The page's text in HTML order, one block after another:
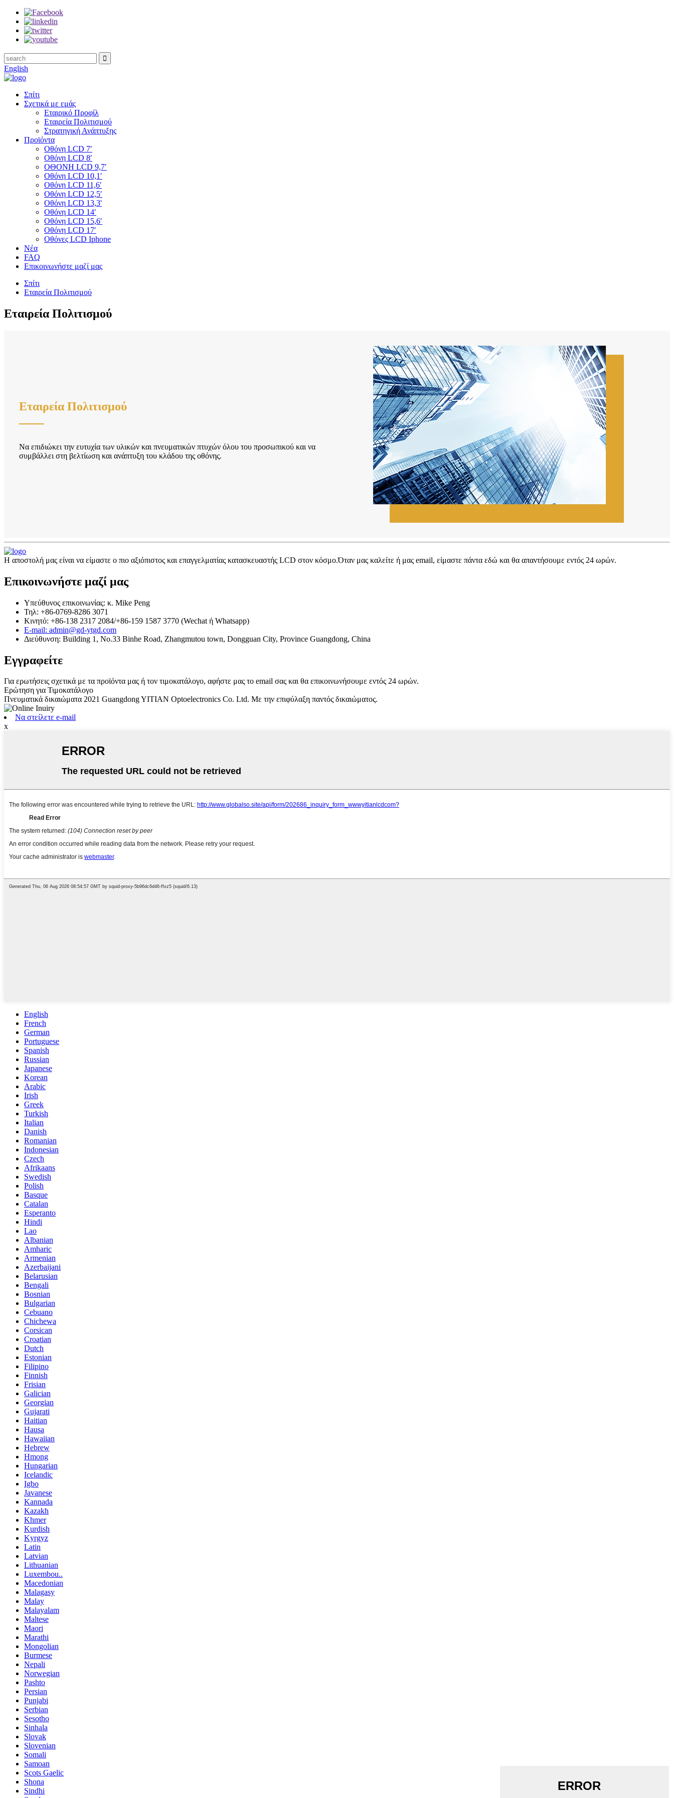
English
Σπίτι
Σχετικά με εμάς
Εταιρικό Προφίλ
Εταιρεία Πολιτισμού
Στρατηγική Ανάπτυξης
Προϊόντα
Οθόνη LCD 7′
Οθόνη LCD 8′
ΟΘΟΝΗ LCD 9,7′
Οθόνη LCD 10,1′
Οθόνη LCD 11,6′
Οθόνη LCD 12,5′
Οθόνη LCD 13,3'
Οθόνη LCD 14′
Οθόνη LCD 15,6′
Οθόνη LCD 17′
Οθόνες LCD Iphone
Νέα
FAQ
Επικοινωνήστε μαζί μας
Σπίτι
Εταιρεία Πολιτισμού
Εταιρεία Πολιτισμού
Εταιρεία Πολιτισμού
Να επιδιώκει την ευτυχία των υλικών και πνευματικών πτυχών όλου του προσωπικού και να
συμβάλλει στη βελτίωση και ανάπτυξη του κλάδου της οθόνης.
Η αποστολή μας είναι να είμαστε ο πιο αξιόπιστος και επαγγελματίας κατασκευαστής LCD στον κόσμο.Όταν μας καλείτε ή μας email, είμαστε πάντα εδώ και θα απαντήσουμε εντός 24 ωρών.
Επικοινωνήστε μαζί μας
Υπεύθυνος επικοινωνίας: κ. Mike Peng
Τηλ: +86-0769-8286 3071
Κινητό: +86-138 2317 2084/+86-159 1587 3770 (Wechat ή Whatsapp)
E-mail: admin@gd-ytgd.com
Διεύθυνση: Building 1, No.33 Binhe Road, Zhangmutou town, Dongguan City, Province Guangdong, China
Εγγραφείτε
Για ερωτήσεις σχετικά με τα προϊόντα μας ή τον τιμοκατάλογο, αφήστε μας το email σας και θα επικοινωνήσουμε εντός 24 ωρών.
Ερώτηση για Τιμοκατάλογο
Πνευματικά δικαιώματα 2021 Guangdong YITIAN Optoelectronics Co. Ltd. Με την επιφύλαξη παντός δικαιώματος.
Να στείλετε e-mail
x
English
French
German
Portuguese
Spanish
Russian
Japanese
Korean
Arabic
Irish
Greek
Turkish
Italian
Danish
Romanian
Indonesian
Czech
Afrikaans
Swedish
Polish
Basque
Catalan
Esperanto
Hindi
Lao
Albanian
Amharic
Armenian
Azerbaijani
Belarusian
Bengali
Bosnian
Bulgarian
Cebuano
Chichewa
Corsican
Croatian
Dutch
Estonian
Filipino
Finnish
Frisian
Galician
Georgian
Gujarati
Haitian
Hausa
Hawaiian
Hebrew
Hmong
Hungarian
Icelandic
Igbo
Javanese
Kannada
Kazakh
Khmer
Kurdish
Kyrgyz
Latin
Latvian
Lithuanian
Luxembou..
Macedonian
Malagasy
Malay
Malayalam
Maltese
Maori
Marathi
Mongolian
Burmese
Nepali
Norwegian
Pashto
Persian
Punjabi
Serbian
Sesotho
Sinhala
Slovak
Slovenian
Somali
Samoan
Scots Gaelic
Shona
Sindhi